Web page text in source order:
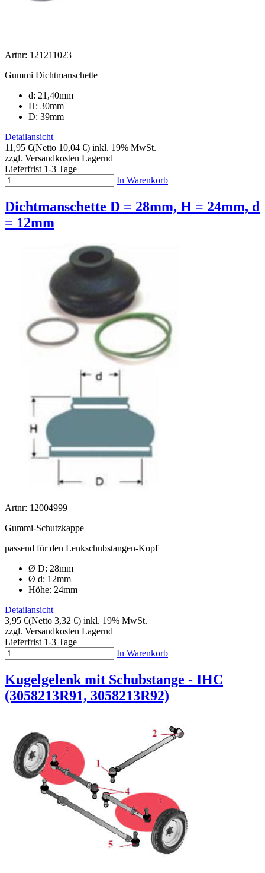
Artnr: 121211023
Gummi Dichtmanschette
d: 21,40mm
H: 30mm
D: 39mm
Detailansicht
11,95 €(Netto 10,04 €) inkl. 19% MwSt.
zzgl. Versandkosten Lagernd
Lieferfrist 1-3 Tage
In Warenkorb
Dichtmanschette D = 28mm, H = 24mm, d
= 12mm
Artnr: 12004999
Gummi-Schutzkappe
passend für den Lenkschubstangen-Kopf
Ø D: 28mm
Ø d: 12mm
Höhe: 24mm
Detailansicht
3,95 €(Netto 3,32 €) inkl. 19% MwSt.
zzgl. Versandkosten Lagernd
Lieferfrist 1-3 Tage
In Warenkorb
Kugelgelenk mit Schubstange - IHC
(3058213R91, 3058213R92)